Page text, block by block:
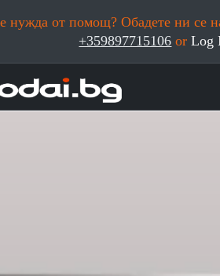
нужда от помощ? Обадете ни се
+359897715106 orLog